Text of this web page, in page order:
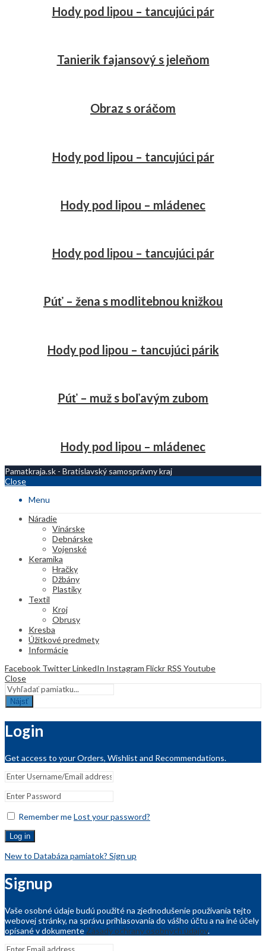
Hody pod lipou – tancujúci pár
Tanierik fajansový s jeleňom
Obraz s oráčom
Hody pod lipou – tancujúci pár
Hody pod lipou – mládenec
Hody pod lipou – tancujúci pár
Púť – žena s modlitebnou knižkou
Hody pod lipou – tancujúci párik
Púť – muž s boľavým zubom
Hody pod lipou – mládenec
Pamatkraja.sk - Bratislavský samosprávny kraj
Close
Menu
Náradie
Vinárske
Debnárske
Vojenské
Keramika
Hračky
Džbány
Plastiky
Textil
Kroj
Obrusy
Kresba
Úžitkové predmety
Informácie
Facebook TwitterLinkedIn Instagram Flickr RSS Youtube
Close
Nájsť
Login
Get access to your Orders, Wishlist and Recommendations.
Remember meLost your password?
Log in
New to Databáza pamiatok? Sign up
Signup
Vaše osobné údaje budú použité na zjednodušenie používania tejto
webovej stránky, na správu prihlasovania do vášho účtu a na iné účely
opísané v dokumente Zásady ochrany osobných údajov.